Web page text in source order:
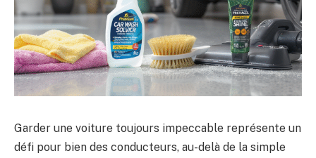
Garder une voiture toujours impeccable représente un
défi pour bien des conducteurs, au-delà de la simple